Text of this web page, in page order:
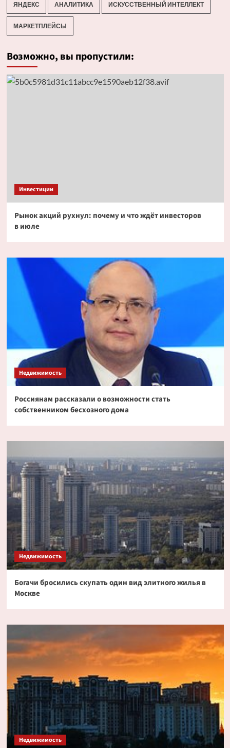
ЯНДЕКС АНАЛИТИКА ИСКУССТВЕННЫЙ ИНТЕЛЛЕКТ
МАРКЕТПЛЕЙСЫ
Возможно, вы пропустили:
Инвестиции
Рынок акций рухнул: почему и что ждёт инвесторов
в июле
Недвижимость
Россиянам рассказали о возможности стать
собственником бесхозного дома
Недвижимость
Богачи бросились скупать один вид элитного жилья в
Москве
Недвижимость